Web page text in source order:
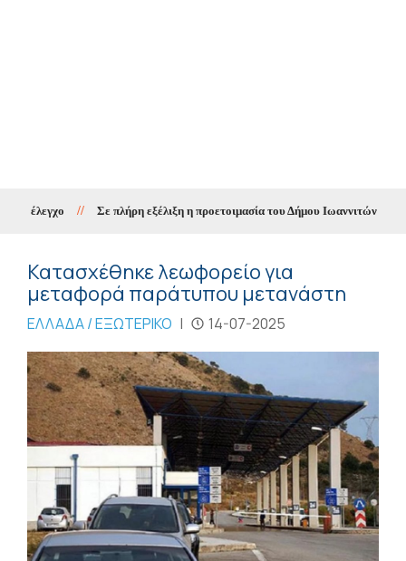
έλεγχο // Σε πλήρη εξέλιξη η προετοιμασία του Δήμου Ιωαννιτών για τη
Κατασχέθηκε λεωφορείο για
μεταφορά παράτυπου μετανάστη
ΕΛΛΑΔΑ / ΕΞΩΤΕΡΙΚΟ | 14-07-2025